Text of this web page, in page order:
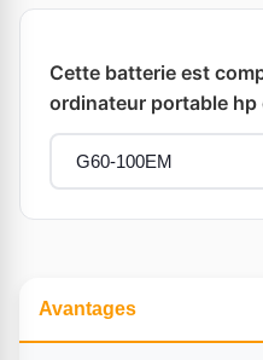
Cette batterie est
ordinateur portable
Avantages